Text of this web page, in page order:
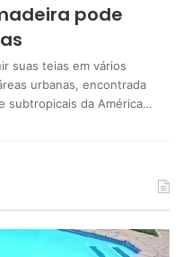
pode
suas teias em vários
urbanas, encontrada
subtropicais da América…